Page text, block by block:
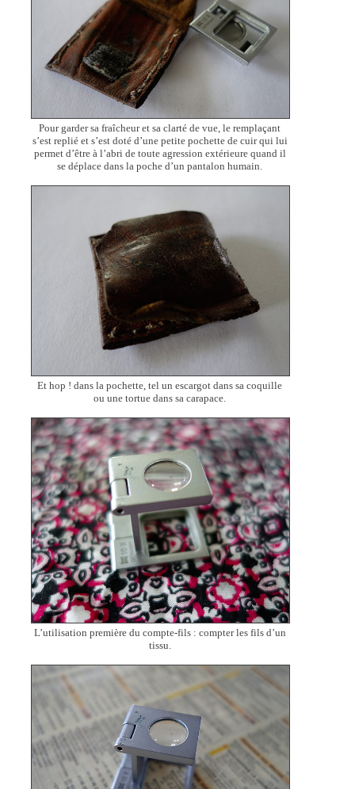
Pour garder sa fraîcheur et sa clarté de vue, le remplaçant
s’est replié et s’est doté d’une petite pochette de cuir qui lui
permet d’être à l’abri de toute agression extérieure quand il
se déplace dans la poche d’un pantalon humain.
Et hop ! dans la pochette, tel un escargot dans sa coquille
ou une tortue dans sa carapace.
L’utilisation première du compte-fils : compter les fils d’un
tissu.